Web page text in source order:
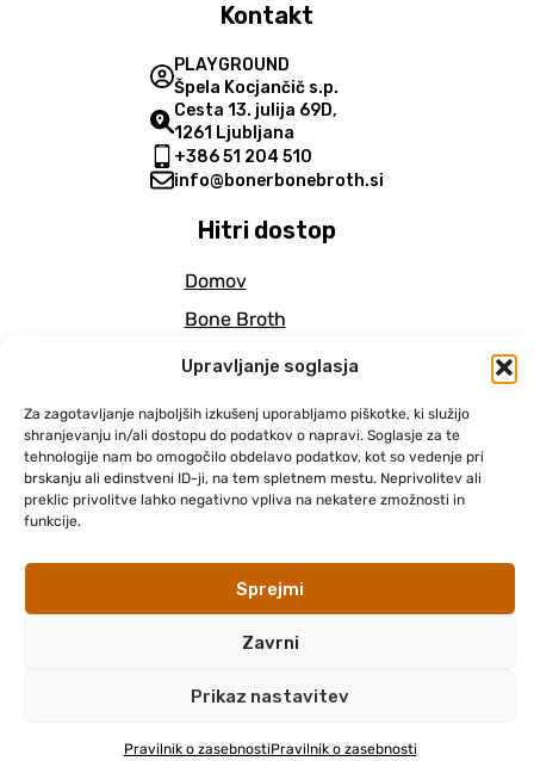
Upravljanje soglasja
Za zagotavljanje najboljših izkušenj uporabljamo piškotke, ki služijo
shranjevanju in/ali dostopu do podatkov o napravi. Soglasje za te
tehnologije nam bo omogočilo obdelavo podatkov, kot so vedenje pri
brskanju ali edinstveni ID-ji, na tem spletnem mestu. Neprivolitev ali
preklic privolitve lahko negativno vpliva na nekatere zmožnosti in
funkcije.
Sprejmi
Zavrni
Prikaz nastavitev
Pravilnik o zasebnostiPravilnik o zasebnosti
Kontakt
PLAYGROUND
Špela Kocjančič s.p.
Cesta 13. julija 69D,
1261 Ljubljana
+386 51 204 510
info@bonerbonebroth.si
Hitri dostop
Domov
Bone Broth
Pogosta vprašanja
Kontakt
Pravilnik o zasebnostiPogoji poslovanja